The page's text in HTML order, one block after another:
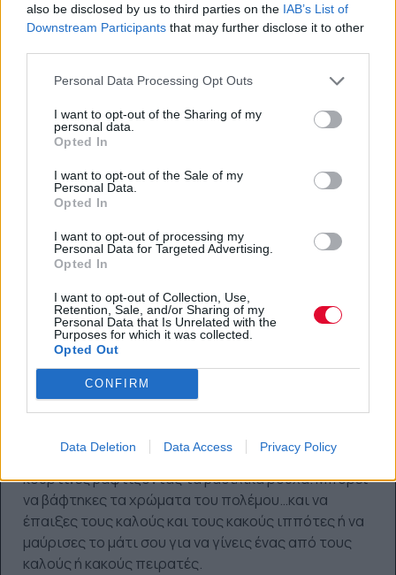
also be disclosed by us to third parties on the IAB’s List of
Downstream Participants that may further disclose it to other
Personal Data Processing Opt Outs
I want to opt-out of the Sharing of my
personal data.
Opted In
I want to opt-out of the Sale of my
Personal Data.
Opted In
I want to opt-out of processing my
Personal Data for Targeted Advertising.
Opted In
I want to opt-out of Collection, Use,
Retention, Sale, and/or Sharing of my
Personal Data that Is Unrelated with the
Purposes for which it was collected.
Opted Out
CONFIRM
Data Deletion Data Access Privacy Policy
μόνο να κάνουν τα πάντα για τα παιδιά τους αλλά
και να γίνουν τα πάντα! Δάσκαλος και προπονητής
είναι οι πιο εύκολες και διαδεδομένες
μεταμορφώσεις αυτών των ημερών. Αλλά ας
ενσάρκωσες με φυσική σχεδόν ευκολία: της
φουρνάρισσας-ζαχαροπλάστριας.
παιδικών πάρτι – της αφηγήτριας βιβλίων και
ιστοριών – της εικαστικού ή play-therapist.
μαλλιά, να τους έπαιξες παράσταση
κουκλουθεάτρου βγάζοντας ιστορίες από το
μυαλό σου. Μπορεί να έφτιαξες και να
επινόησες νέα αυτοσχέδια εσωτερικά παιχνίδια
μέχρι να δημιούργησες τα δικά σας
επιτραπέζια. Μπορεί να σκηνοθέτησες δικές
σας θεατρικές παραστάσεις κι έργα και
συναυλίες που ανεβάσατε μαζί με τα παιδιά.
επιδόθηκες σε χορογραφίες, σε μαθήματα
τραγουδιού. Να κρύφτηκες, να στάθηκες στο ένα
πόδι, να μπήκες σε ντουλάπα, να φόρεσες σεντόνια-
κουρτίνες βαφτίζοντάς τα βασιλικά ρούχα. Μπορεί
να βάφτηκες τα χρώματα του πολέμου…και να
έπαιξες τους καλούς και τους κακούς ιππότες ή να
μαύρισες το μάτι σου για να γίνεις ένας από τους
καλούς ή κακούς πειρατές.